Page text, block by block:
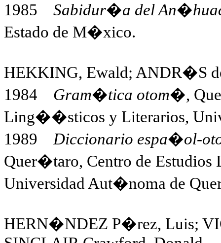
1985 Sabidur�a del
Estado de M�xico.
HEKKING, Ewald; ANDR�S
1984
Gram�tica otom�,
Ling��sticos y Literarios,
1989 Diccionario espa�ol-
Quer�taro, Centro de
Universidad Aut�noma de
HERN�NDEZ P�rez, Luis;